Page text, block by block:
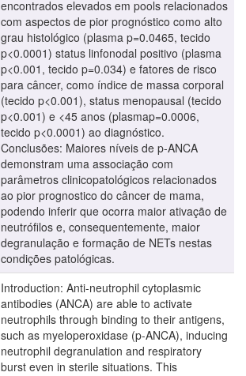
encontrados elevados em pools relacionados
com aspectos de pior prognóstico como alto
grau histológico (plasma p=0.0465, tecido
p<0.0001) status linfonodal positivo (plasma
p<0.001, tecido p=0.034) e fatores de risco
para câncer, como índice de massa corporal
(tecido p<0.001), status menopausal (tecido
p<0.001) e <45 anos (plasmap=0.0006,
tecido p<0.0001) ao diagnóstico.
Conclusões: Maiores níveis de p-ANCA
demonstram uma associação com
parâmetros clinicopatológicos relacionados
ao pior prognostico do câncer de mama,
podendo inferir que ocorra maior ativação de
neutrófilos e, consequentemente, maior
degranulação e formação de NETs nestas
condições patológicas.
Introduction: Anti-neutrophil cytoplasmic
antibodies (ANCA) are able to activate
neutrophils through binding to their antigens,
such as myeloperoxidase (p-ANCA), inducing
neutrophil degranulation and respiratory
burst even in sterile situations. This